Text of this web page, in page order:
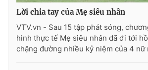
Lời chia tay của Mẹ siêu nhân
VTV.vn - Sau 15 tập phát sóng,
hình thực tế Mẹ siêu nhân đã đi tới
chặng đường nhiều kỷ niệm của 4 nữ